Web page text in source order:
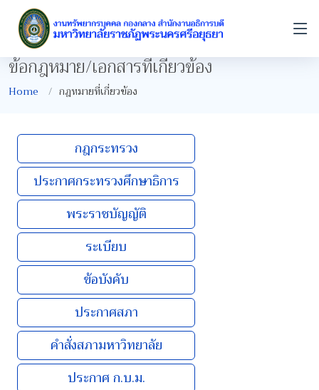
ข้อกฎหมาย/เอกสารที่เกี่ยวข้อง
Home กฎหมายที่เกี่ยวข้อง
กฎกระทรวง
ประกาศกระทรวงศึกษาธิการ
พระราชบัญญัติ
ระเบียบ
ข้อบังคับ
ประกาศสภา
คำสั่งสภามหาวิทยาลัย
ประกาศ ก.บ.ม.